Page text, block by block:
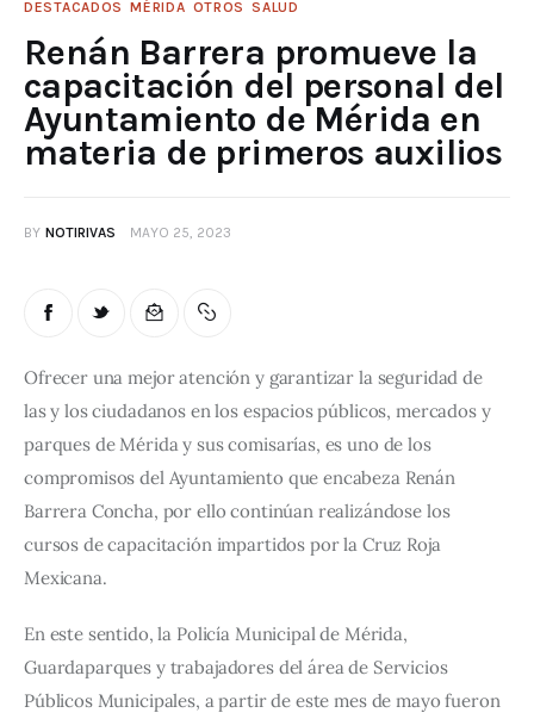
DESTACADOS MÉRIDA OTROS SALUD
Renán Barrera promueve la
capacitación del personal del
Ayuntamiento de Mérida en
materia de primeros auxilios
BY NOTIRIVAS MAYO 25, 2023
Ofrecer una mejor atención y garantizar la seguridad de
las y los ciudadanos en los espacios públicos, mercados y
parques de Mérida y sus comisarías, es uno de los
compromisos del Ayuntamiento que encabeza Renán
Barrera Concha, por ello continúan realizándose los
cursos de capacitación impartidos por la Cruz Roja
Mexicana.
En este sentido, la Policía Municipal de Mérida,
Guardaparques y trabajadores del área de Servicios
Públicos Municipales, a partir de este mes de mayo fueron